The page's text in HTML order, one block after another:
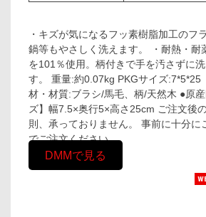
・キズが気になるフッ素樹脂加工のフ
鍋等もやさしく洗えます。 ・耐熱・耐
を101％使用。柄付きで手を汚さずに
す。 重量:約0.07kg PKGサイズ:7*5*25
材・材質:ブラシ/馬毛、柄/天然木 ●原
ズ】幅7.5×奥行5×高さ25cm ご注文後
則、承っておりません。 事前に十分に
でご注文ください。
DMMで見る